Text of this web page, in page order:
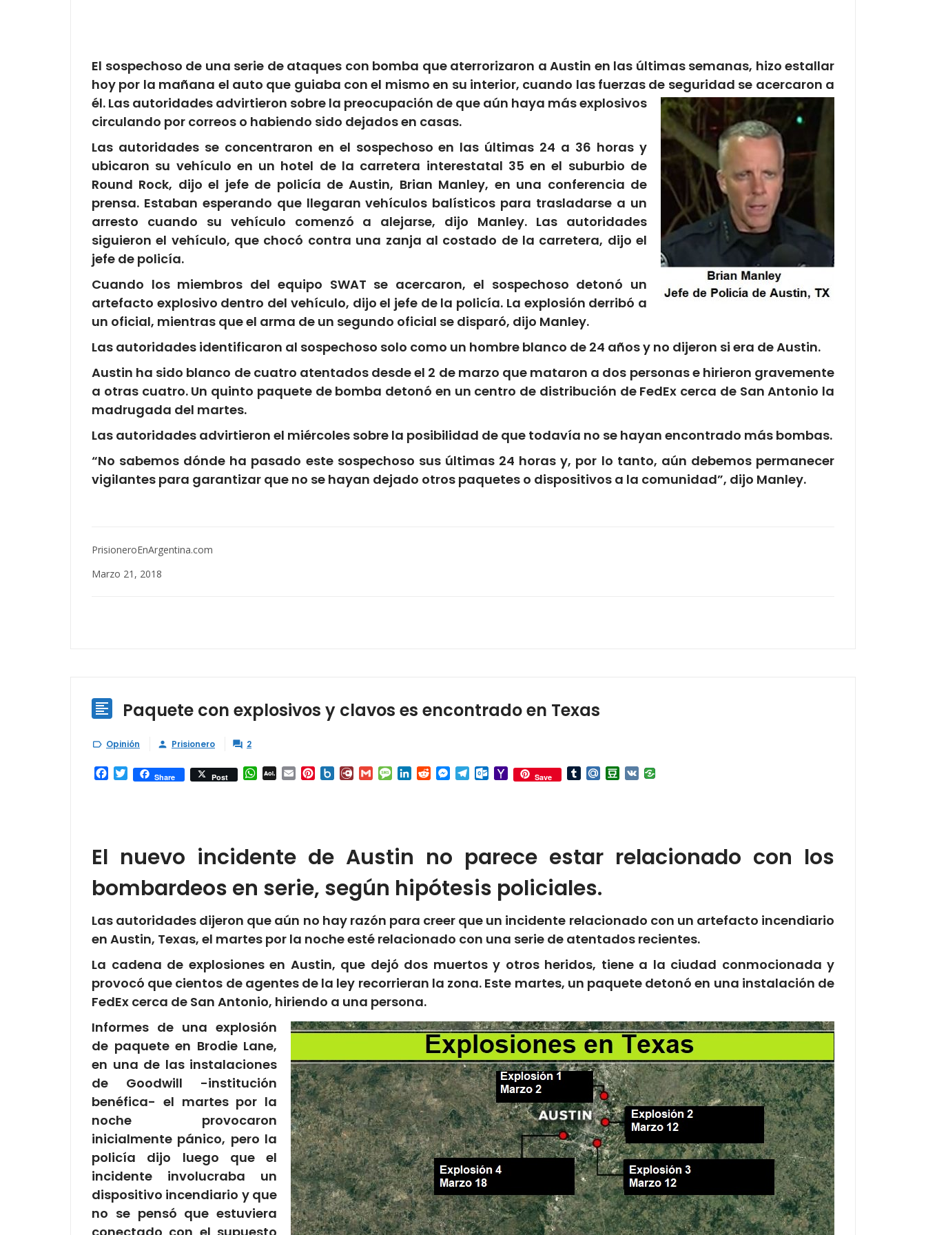
El sospechoso de una serie de ataques con bomba que aterrorizaron a Austin en las últimas semanas, hizo estallar
hoy por la mañana el auto que guiaba con el mismo en su interior, cuando las fuerzas de seguridad se acercaron a
él. Las autoridades advirtieron sobre la preocupación de que aún haya más explosivos
circulando por correos o habiendo sido dejados en casas.
Las autoridades se concentraron en el sospechoso en las últimas 24 a 36 horas y
ubicaron su vehículo en un hotel de la carretera interestatal 35 en el suburbio de
Round Rock, dijo el jefe de policía de Austin, Brian Manley, en una conferencia de
prensa. Estaban esperando que llegaran vehículos balísticos para trasladarse a un
arresto cuando su vehículo comenzó a alejarse, dijo Manley. Las autoridades
siguieron el vehículo, que chocó contra una zanja al costado de la carretera, dijo el
jefe de policía.
Cuando los miembros del equipo SWAT se acercaron, el sospechoso detonó un
artefacto explosivo dentro del vehículo, dijo el jefe de la policía. La explosión derribó a
un oficial, mientras que el arma de un segundo oficial se disparó, dijo Manley.
Las autoridades identificaron al sospechoso solo como un hombre blanco de 24 años y no dijeron si era de Austin.
Austin ha sido blanco de cuatro atentados desde el 2 de marzo que mataron a dos personas e hirieron gravemente
a otras cuatro. Un quinto paquete de bomba detonó en un centro de distribución de FedEx cerca de San Antonio la
madrugada del martes.
Las autoridades advirtieron el miércoles sobre la posibilidad de que todavía no se hayan encontrado más bombas.
“No sabemos dónde ha pasado este sospechoso sus últimas 24 horas y, por lo tanto, aún debemos permanecer
vigilantes para garantizar que no se hayan dejado otros paquetes o dispositivos a la comunidad”, dijo Manley.
PrisioneroEnArgentina.com
Marzo 21, 2018
 Paquete con explosivos y clavos es encontrado en Texas
 Opinión  Prisionero  2
Facebook
TwitterShare Post WhatsApp
AOL Email Pinterest
Box.netDiary.RuGmailMessage
LinkedInRedditMessenger
TelegramOutlook.com
YahooSave TumblrMail.RuDouban
VK
El nuevo incidente de Austin no parece estar relacionado con los
bombardeos en serie, según hipótesis policiales.
Las autoridades dijeron que aún no hay razón para creer que un incidente relacionado con un artefacto incendiario
en Austin, Texas, el martes por la noche esté relacionado con una serie de atentados recientes.
La cadena de explosiones en Austin, que dejó dos muertos y otros heridos, tiene a la ciudad conmocionada y
provocó que cientos de agentes de la ley recorrieran la zona. Este martes, un paquete detonó en una instalación de
FedEx cerca de San Antonio, hiriendo a una persona.
Informes de una explosión
de paquete en Brodie Lane,
en una de las instalaciones
de Goodwill -institución
benéfica- el martes por la
noche provocaron
inicialmente pánico, pero la
policía dijo luego que el
incidente involucraba un
dispositivo incendiario y que
no se pensó que estuviera